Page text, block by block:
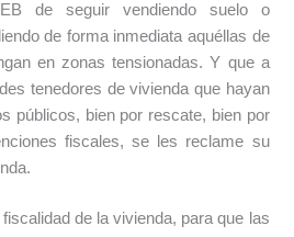
de seguir vendiendo suelo o
de forma inmediata aquéllas de
en zonas tensionadas. Y que a
tenedores de vivienda que hayan
públicos, bien por rescate, bien por
fiscales, se les reclame su
de la vivienda, para que las